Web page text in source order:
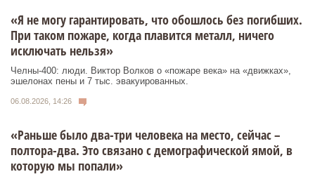
«Я не могу гарантировать, что обошлось без погибших.
При таком пожаре, когда плавится металл, ничего
исключать нельзя»
Челны-400: люди. Виктор Волков о «пожаре века» на «движках»,
эшелонах пены и 7 тыс. эвакуированных.
06.08.2026, 14:26
«Раньше было два-три человека на место, сейчас –
полтора-два. Это связано с демографической ямой, в
которую мы попали»